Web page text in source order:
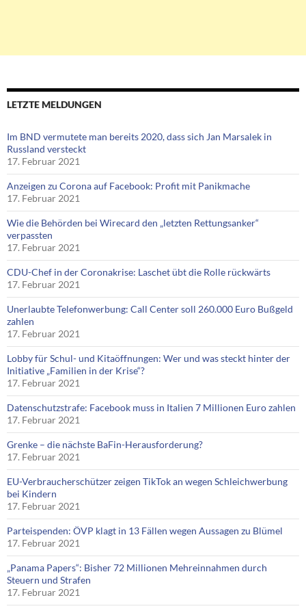
LETZTE MELDUNGEN
Im BND vermutete man bereits 2020, dass sich Jan Marsalek in
Russland versteckt
17. Februar 2021
Anzeigen zu Corona auf Facebook: Profit mit Panikmache
17. Februar 2021
Wie die Behörden bei Wirecard den „letzten Rettungsanker“
verpassten
17. Februar 2021
CDU-Chef in der Coronakrise: Laschet übt die Rolle rückwärts
17. Februar 2021
Unerlaubte Telefonwerbung: Call Center soll 260.000 Euro Bußgeld
zahlen
17. Februar 2021
Lobby für Schul- und Kitaöffnungen: Wer und was steckt hinter der
Initiative „Familien in der Krise“?
17. Februar 2021
Datenschutzstrafe: Facebook muss in Italien 7 Millionen Euro zahlen
17. Februar 2021
Grenke – die nächste BaFin-Herausforderung?
17. Februar 2021
EU-Verbraucherschützer zeigen TikTok an wegen Schleichwerbung
bei Kindern
17. Februar 2021
Parteispenden: ÖVP klagt in 13 Fällen wegen Aussagen zu Blümel
17. Februar 2021
„Panama Papers“: Bisher 72 Millionen Mehreinnahmen durch
Steuern und Strafen
17. Februar 2021